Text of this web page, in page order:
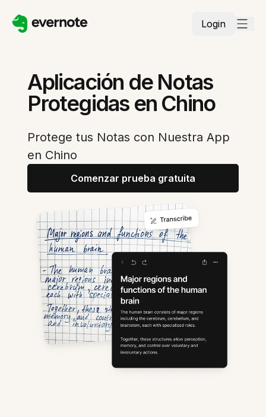
Login
Aplicación de Notas
Protegidas en Chino
Protege tus Notas con Nuestra App
en Chino
Comenzar prueba gratuita